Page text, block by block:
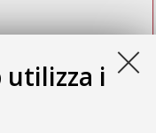
utilizza i